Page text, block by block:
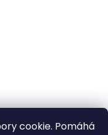
cookie. Pomáhá